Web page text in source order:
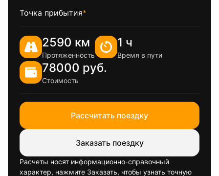
Точка прибытия*
2590 км
Протяженность
1 ч
Время в пути
78000 руб.
Стоимость
Рассчитать поездку
Заказать поездку
Расчеты носят информационно-справочный
характер, нажмите Заказать, чтобы узнать точную